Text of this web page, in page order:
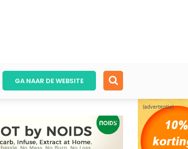
(advertentie)
GA NAAR DEWEBSITE